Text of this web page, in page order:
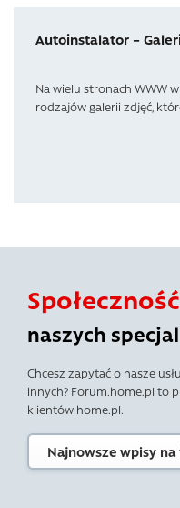
Autoinstalator –
Na wielu stronach WWW
rodzajów galerii zdjęć,
Społeczność
naszych
Chcesz zapytać o nasze
innych? Forum.home.pl to
klientów home.pl.
Najnowsze wpisy